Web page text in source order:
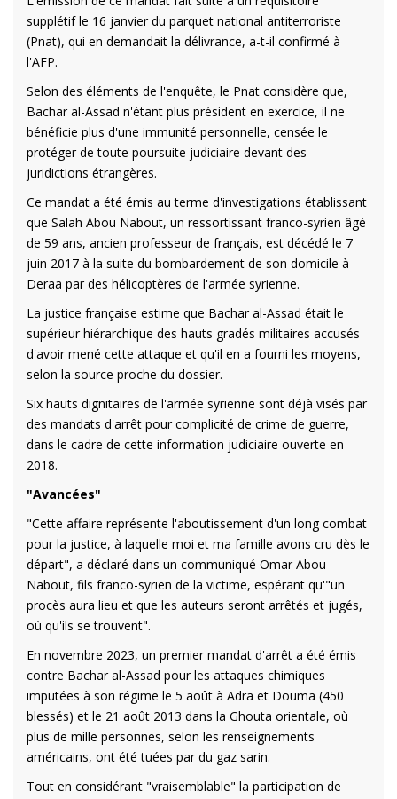
supplétif le 16 janvier du parquet national antiterroriste
(Pnat), qui en demandait la délivrance, a-t-il confirmé à
l'AFP.
Selon des éléments de l'enquête, le Pnat considère que,
Bachar al-Assad n'étant plus président en exercice, il ne
bénéficie plus d'une immunité personnelle, censée le
protéger de toute poursuite judiciaire devant des
juridictions étrangères.
Ce mandat a été émis au terme d'investigations établissant
que Salah Abou Nabout, un ressortissant franco-syrien âgé
de 59 ans, ancien professeur de français, est décédé le 7
juin 2017 à la suite du bombardement de son domicile à
Deraa par des hélicoptères de l'armée syrienne.
La justice française estime que Bachar al-Assad était le
supérieur hiérarchique des hauts gradés militaires accusés
d'avoir mené cette attaque et qu'il en a fourni les moyens,
selon la source proche du dossier.
Six hauts dignitaires de l'armée syrienne sont déjà visés par
des mandats d'arrêt pour complicité de crime de guerre,
dans le cadre de cette information judiciaire ouverte en
2018.
"Avancées"
"Cette affaire représente l'aboutissement d'un long combat
pour la justice, à laquelle moi et ma famille avons cru dès le
départ", a déclaré dans un communiqué Omar Abou
Nabout, fils franco-syrien de la victime, espérant qu'"un
procès aura lieu et que les auteurs seront arrêtés et jugés,
où qu'ils se trouvent".
En novembre 2023, un premier mandat d'arrêt a été émis
contre Bachar al-Assad pour les attaques chimiques
imputées à son régime le 5 août à Adra et Douma (450
blessés) et le 21 août 2013 dans la Ghouta orientale, où
plus de mille personnes, selon les renseignements
américains, ont été tuées par du gaz sarin.
Tout en considérant "vraisemblable" la participation de